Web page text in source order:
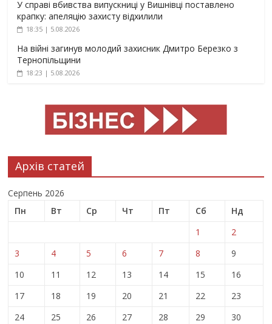
У справі вбивства випускниці у Вишнівці поставлено
крапку: апеляцію захисту відхилили
18:35 | 5.08.2026
На війні загинув молодий захисник Дмитро Березко з
Тернопільщини
18:23 | 5.08.2026
Архів статей
Серпень 2026
Пн
Вт Ср Чт Пт Сб
Нд
1
2
3
4 5 6 7 8
9
10
11 12 13 14 15
16
17
18 19 20 21 22
23
24
25 26 27 28 29
30